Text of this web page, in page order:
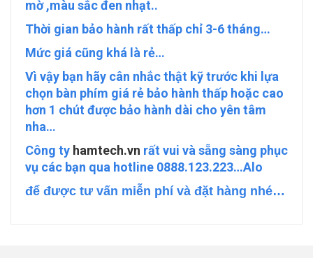
mờ ,màu sắc đen nhạt..
Thời gian bảo hành rất thấp chỉ 3-6 tháng…
Mức giá cũng khá là rẻ…
Vì vậy bạn hãy cân nhắc thật kỹ trước khi lựa
chọn bàn phím giá rẻ bảo hành thấp hoặc cao
hơn 1 chút được bảo hành dài cho yên tâm
nha…
Công ty hamtech.vn rất vui và sẵng sàng phục
vụ các bạn qua hotline 0888.123.223…Alo
để được tư vấn miễn phí và đặt hàng nhé…